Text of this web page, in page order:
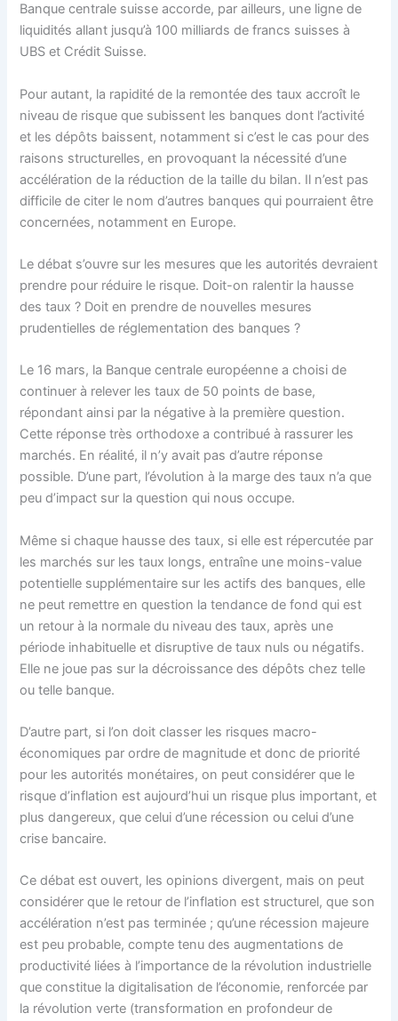
Banque centrale suisse accorde, par ailleurs, une ligne de
liquidités allant jusqu’à 100 milliards de francs suisses à
UBS et Crédit Suisse.
Pour autant, la rapidité de la remontée des taux accroît le
niveau de risque que subissent les banques dont l’activité
et les dépôts baissent, notamment si c’est le cas pour des
raisons structurelles, en provoquant la nécessité d’une
accélération de la réduction de la taille du bilan. Il n’est pas
difficile de citer le nom d’autres banques qui pourraient être
concernées, notamment en Europe.
Le débat s’ouvre sur les mesures que les autorités devraient
prendre pour réduire le risque. Doit-on ralentir la hausse
des taux ? Doit en prendre de nouvelles mesures
prudentielles de réglementation des banques ?
Le 16 mars, la Banque centrale européenne a choisi de
continuer à relever les taux de 50 points de base,
répondant ainsi par la négative à la première question.
Cette réponse très orthodoxe a contribué à rassurer les
marchés. En réalité, il n’y avait pas d’autre réponse
possible. D’une part, l’évolution à la marge des taux n’a que
peu d’impact sur la question qui nous occupe.
Même si chaque hausse des taux, si elle est répercutée par
les marchés sur les taux longs, entraîne une moins-value
potentielle supplémentaire sur les actifs des banques, elle
ne peut remettre en question la tendance de fond qui est
un retour à la normale du niveau des taux, après une
période inhabituelle et disruptive de taux nuls ou négatifs.
Elle ne joue pas sur la décroissance des dépôts chez telle
ou telle banque.
D’autre part, si l’on doit classer les risques macro-
économiques par ordre de magnitude et donc de priorité
pour les autorités monétaires, on peut considérer que le
risque d’inflation est aujourd’hui un risque plus important, et
plus dangereux, que celui d’une récession ou celui d’une
crise bancaire.
Ce débat est ouvert, les opinions divergent, mais on peut
considérer que le retour de l’inflation est structurel, que son
accélération n’est pas terminée ; qu’une récession majeure
est peu probable, compte tenu des augmentations de
productivité liées à l’importance de la révolution industrielle
que constitue la digitalisation de l’économie, renforcée par
la révolution verte (transformation en profondeur de